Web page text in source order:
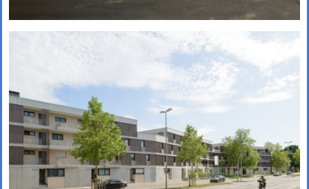
McGraw-Gelände Ost,
München (Objektplanung)